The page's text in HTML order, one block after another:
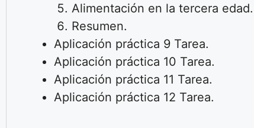
Alimentación en la tercera edad.
Resumen.
Aplicación práctica 9 Tarea.
Aplicación práctica 10 Tarea.
Aplicación práctica 11 Tarea.
Aplicación práctica 12 Tarea.